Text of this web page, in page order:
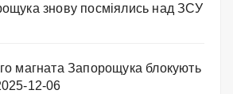
знову посміялись над ЗСУ
магната Запорощука блокують
12-06